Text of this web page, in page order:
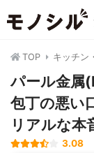
TOP キッチン
パール金属
包丁の悪い
リアルな本
3.08